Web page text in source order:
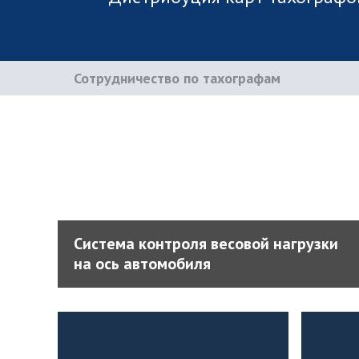
Сотрудничество по тахографам
Система контроля весовой нагрузки
на ось автомобиля